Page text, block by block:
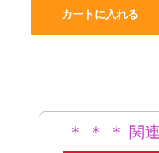
カートに入れる
＊ ＊ ＊ 関